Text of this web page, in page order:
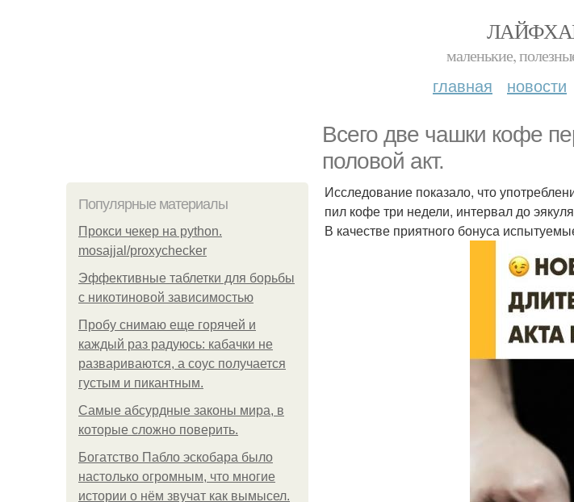
маленькие,
главная новости
Всего две чашки кофе
половой акт.
Популярные материалы
Прокси чекер на python.
mosajjal/proxychecker
Эффективные таблетки для борьбы
с никотиновой зависимостью
Пробу снимаю еще горячей и
каждый раз радуюсь: кабачки не
развариваются, а соус получается
густым и пикантным.
Самые абсурдные законы мира, в
которые сложно поверить.
Богатство Пабло эскобара было
настолько огромным, что многие
истории о нём звучат как вымысел.
Исследование показало, что
пил кофе три недели, интервал до
В качестве приятного бонуса